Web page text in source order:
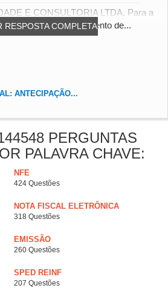
RESPOSTA COMPLETA
E CONSULTORIA LTDA, Para a
em que houve pagamento de...
ANTECIPAÇÃO...
PERGUNTAS
PALAVRA CHAVE:
NFE
424 Questões
NOTA FISCAL ELETRÔNICA
318 Questões
EMISSÃO
260 Questões
SPED REINF
207 Questões